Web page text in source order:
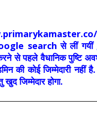
search से लीं गयीं
से पहले वैधानिक पुष्टि
की कोई जिम्मेदारी नहीं
जिम्मेदार होगा.